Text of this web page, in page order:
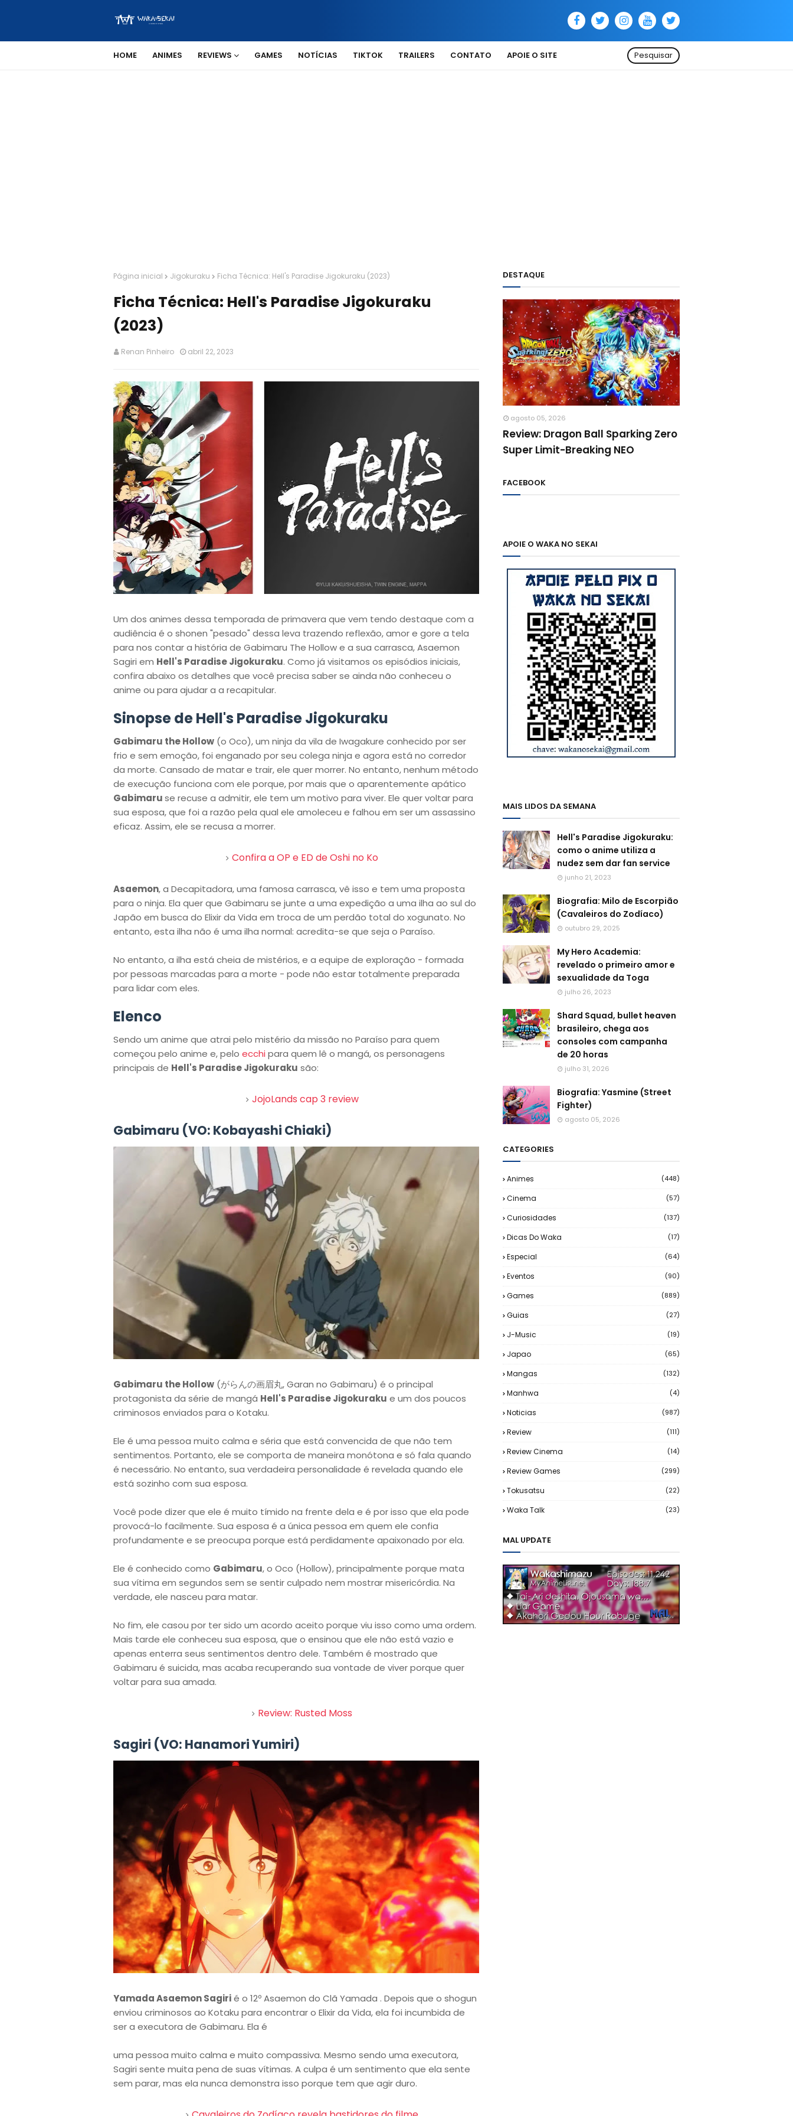
HOME ANIMES REVIEWS GAMES NOTÍCIAS TIKTOK TRAILERS CONTATO APOIE O SITE Pesquisar
Página inicial Jigokuraku Ficha Técnica: Hell's Paradise Jigokuraku (2023)
Ficha Técnica: Hell's Paradise Jigokuraku
(2023)
Renan Pinheiro abril 22, 2023
Um dos animes dessa temporada de primavera que vem tendo destaque com a
audiência é o shonen "pesado" dessa leva trazendo reflexão, amor e gore a tela
para nos contar a história de Gabimaru The Hollow e a sua carrasca, Asaemon
Sagiri em Hell's Paradise Jigokuraku. Como já visitamos os episódios iniciais,
confira abaixo os detalhes que você precisa saber se ainda não conheceu o
anime ou para ajudar a a recapitular.
Sinopse de Hell's Paradise Jigokuraku
Gabimaru the Hollow (o Oco), um ninja da vila de Iwagakure conhecido por ser
frio e sem emoção, foi enganado por seu colega ninja e agora está no corredor
da morte. Cansado de matar e trair, ele quer morrer. No entanto, nenhum método
de execução funciona com ele porque, por mais que o aparentemente apático
Gabimaruse recuse a admitir, ele tem um motivo para viver. Ele quer voltar para
sua esposa, que foi a razão pela qual ele amoleceu e falhou em ser um assassino
eficaz. Assim, ele se recusa a morrer.
Confira a OP e ED de Oshi no Ko
Asaemon, a Decapitadora, uma famosa carrasca, vê isso e tem uma proposta
para o ninja. Ela quer que Gabimaru se junte a uma expedição a uma ilha ao sul do
Japão em busca do Elixir da Vida em troca de um perdão total do xogunato. No
entanto, esta ilha não é uma ilha normal: acredita-se que seja o Paraíso.
No entanto, a ilha está cheia de mistérios, e a equipe de exploração - formada
por pessoas marcadas para a morte - pode não estar totalmente preparada
para lidar com eles.
Elenco
Sendo um anime que atrai pelo mistério da missão no Paraíso para quem
começou pelo anime e, pelo ecchi para quem lê o mangá, os personagens
principais de Hell's Paradise Jigokuraku são:
JojoLands cap 3 review
Gabimaru (VO: Kobayashi Chiaki)
Gabimaru the Hollow (がらんの画眉丸, Garan no Gabimaru) é o principal
protagonista da série de mangá Hell's Paradise Jigokuraku e um dos poucos
criminosos enviados para o Kotaku.
Ele é uma pessoa muito calma e séria que está convencida de que não tem
sentimentos. Portanto, ele se comporta de maneira monótona e só fala quando
é necessário. No entanto, sua verdadeira personalidade é revelada quando ele
está sozinho com sua esposa.
Você pode dizer que ele é muito tímido na frente dela e é por isso que ela pode
provocá-lo facilmente. Sua esposa é a única pessoa em quem ele confia
profundamente e se preocupa porque está perdidamente apaixonado por ela.
Ele é conhecido como Gabimaru, o Oco (Hollow), principalmente porque mata
sua vítima em segundos sem se sentir culpado nem mostrar misericórdia. Na
verdade, ele nasceu para matar.
No fim, ele casou por ter sido um acordo aceito porque viu isso como uma ordem.
Mais tarde ele conheceu sua esposa, que o ensinou que ele não está vazio e
apenas enterra seus sentimentos dentro dele. Também é mostrado que
Gabimaru é suicida, mas acaba recuperando sua vontade de viver porque quer
voltar para sua amada.
Review: Rusted Moss
Sagiri (VO: Hanamori Yumiri)
Yamada Asaemon Sagirié o 12º Asaemon do Clã Yamada . Depois que o shogun
enviou criminosos ao Kotaku para encontrar o Elixir da Vida, ela foi incumbida de
ser a executora de Gabimaru. Ela é
uma pessoa muito calma e muito compassiva. Mesmo sendo uma executora,
Sagiri sente muita pena de suas vítimas. A culpa é um sentimento que ela sente
sem parar, mas ela nunca demonstra isso porque tem que agir duro.
DESTAQUE
agosto 05, 2026
Review: Dragon Ball Sparking Zero
Super Limit-Breaking NEO
FACEBOOK
APOIE O WAKA NO SEKAI
MAIS LIDOS DA SEMANA
Hell's Paradise Jigokuraku:
como o anime utiliza a
nudez sem dar fan service
junho 21, 2023
Biografia: Milo de Escorpião
(Cavaleiros do Zodíaco)
outubro 29, 2025
My Hero Academia:
revelado o primeiro amor e
sexualidade da Toga
julho 26, 2023
Shard Squad, bullet heaven
brasileiro, chega aos
consoles com campanha
de 20 horas
julho 31, 2026
Biografia: Yasmine (Street
Fighter)
agosto 05, 2026
CATEGORIES
Animes (448)
Cinema (57)
Curiosidades (137)
Dicas Do Waka (17)
Especial (64)
Eventos (90)
Games (889)
Guias (27)
J-Music (19)
Japao (65)
Mangas (132)
Manhwa (4)
Noticias (987)
Review (111)
Review Cinema (14)
Review Games (299)
Tokusatsu (22)
Waka Talk (23)
MAL UPDATE